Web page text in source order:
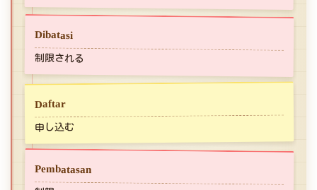
Dibatasi
制限される
Daftar
申し込む
Pembatasan